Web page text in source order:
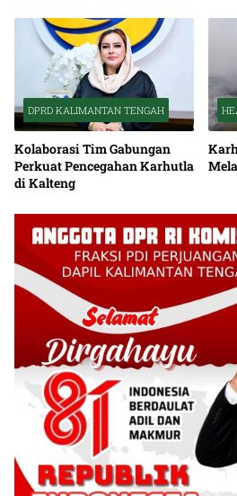
DPRD KALIMANTAN TENGAH
Kolaborasi Tim Gabungan
Perkuat Pencegahan Karhutla
di Kalteng